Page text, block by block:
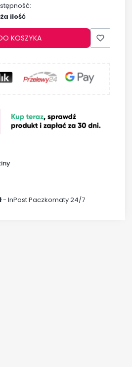
ilość
KOSZYKA
- InPost Paczkomaty 24/7